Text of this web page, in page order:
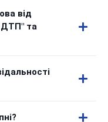
від
ДТП" та